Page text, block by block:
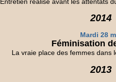
2014
Mardi 28
Féminisation
La vraie place des femmes dans
2013